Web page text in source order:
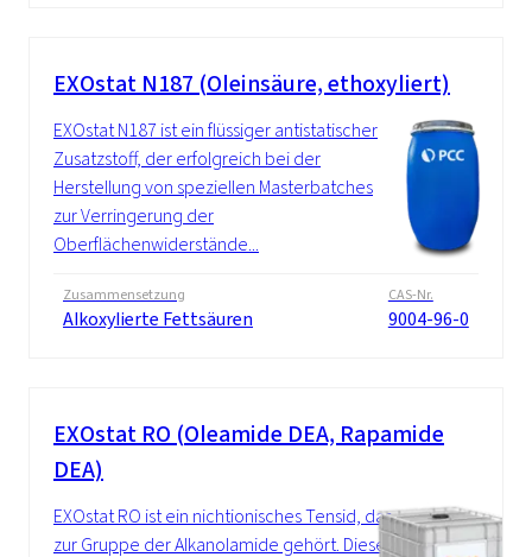
EXOstat N187 (Oleinsäure, ethoxyliert)
EXOstat N187 ist ein flüssiger antistatischer
Zusatzstoff, der erfolgreich bei der
Herstellung von speziellen Masterbatches
zur Verringerung der
Oberflächenwiderstände...
Zusammensetzung
Alkoxylierte Fettsäuren
CAS-Nr.
9004-96-0
EXOstat RO (Oleamide DEA, Rapamide
DEA)
EXOstat RO ist ein nichtionisches Tensid, das
zur Gruppe der Alkanolamide gehört. Diese